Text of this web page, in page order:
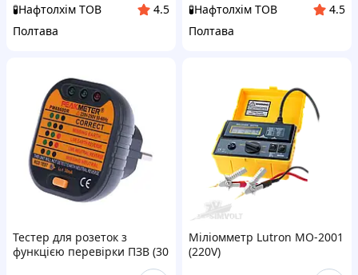
🧪Нафтолхім ТОВ
4.5
Полтава
🧪Нафтолхім ТОВ
4.5
Полтава
Тестер для розеток з
функцією перевірки ПЗВ (30
мА) Peakmeter PM6860DR
Міліомметр Lutron MO-2001
(220V)